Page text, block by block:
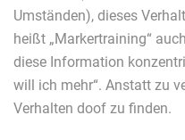
Umständen), dieses
heißt „Markertraining“
diese Information
will ich mehr“. Anstatt zu
Verhalten doof zu finden.